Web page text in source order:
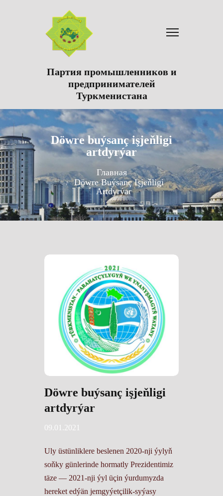
Партия промышленников и
предпринимателей
Туркменистана
Döwre buýsanç işjeňligi
artdyrýar
Главная
Döwre Buýsanç Işjeňligi
Artdyrýar
Döwre buýsanç işjeňligi
artdyrýar
09.01.2021
Uly üstünliklere beslenen 2020-nji ýylyň
soňky günlerinde hormatly Prezidentimiz
täze ― 2021-nji ýyl üçin ýurdumyzda
hereket edýän jemgyýetçilik-syýasy